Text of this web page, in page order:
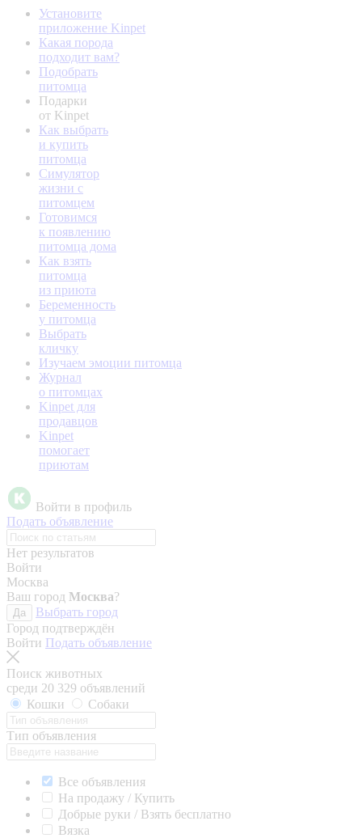
Установите
приложение Kinpet
Какая порода
подходит вам?
Подобрать
питомца
Подарки
от Kinpet
Как выбрать
и купить
питомца
Симулятор
жизни с
питомцем
Готовимся
к появлению
питомца дома
Как взять
питомца
из приюта
Беременность
у питомца
Выбрать
кличку
Изучаем эмоции питомца
Журнал
о питомцах
Kinpet для
продавцов
Kinpet
помогает
приютам
Войти в профиль
Подать объявление
Нет результатов
Войти
Москва
Ваш город Москва?
Да
Выбрать город
Город подтверждён
Войти Подать объявление
Поиск животных
среди 20 329 объявлений
Кошки
Собаки
Тип объявления
Все объявления
На продажу / Купить
Добрые руки / Взять бесплатно
Вязка